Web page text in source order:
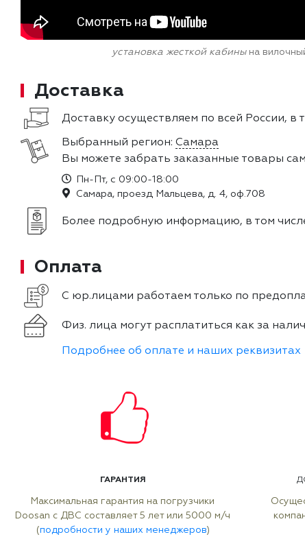
установка жесткой кабинына
Доставка
Доставку осуществляем по всей России, в
Выбранный регион: Самара
Вы можете забрать заказанные товары
Пн-Пт, с 09:00-18:00
Самара, проезд Мальцева, д. 4, оф.708
Более подробную информацию, в том
Оплата
С юр.лицами работаем только по
Физ. лица могут расплатиться как за
Подробнее об оплате и наших реквизитах
ГАРАНТИЯ
Максимальная гарантия на погрузчики
Doosan с ДВС составляет 5 лет или 5000 м/ч
(подробности у наших менеджеров)